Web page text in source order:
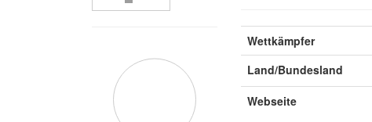
Wettkämpfer
Land/Bundesland
Webseite